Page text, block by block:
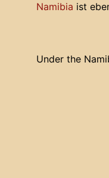
Namibia ist
Under the